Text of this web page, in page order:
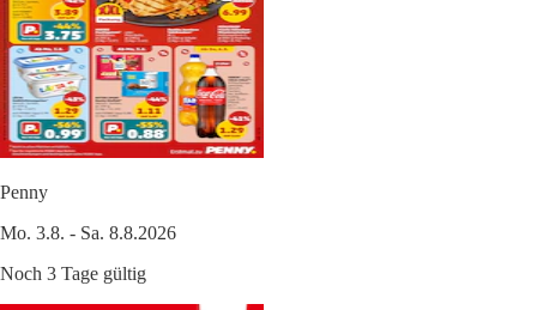
Penny
Mo. 3.8. - Sa. 8.8.2026
Noch 3 Tage gültig